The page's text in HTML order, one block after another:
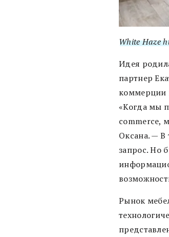
White Haze
Идея
партнер
коммерции
«Когда мы
commerce,
Оксана. —
запрос. Но
Рынок